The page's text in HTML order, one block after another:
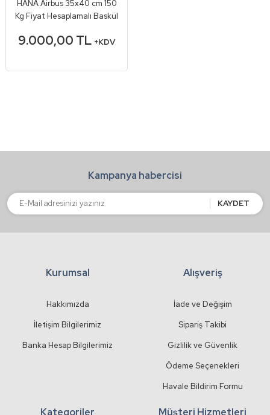
HANA Airbus 35x40 cm 150
Kg Fiyat Hesaplamalı Baskül
9.000,00 TL +KDV
Kampanya habercisi
KAYDET
Kurumsal
Hakkımızda
İletişim Bilgilerimiz
Banka Hesap Bilgilerimiz
Alışveriş
İade ve Değişim
Sipariş Takibi
Gizlilik ve Güvenlik
Ödeme Seçenekleri
Havale Bildirim Formu
Kategoriler Müşteri Hizmetleri